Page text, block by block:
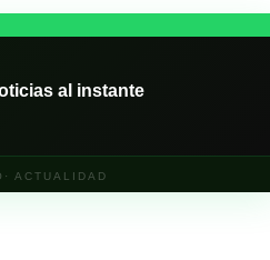
al instante
ACTUALIDAD